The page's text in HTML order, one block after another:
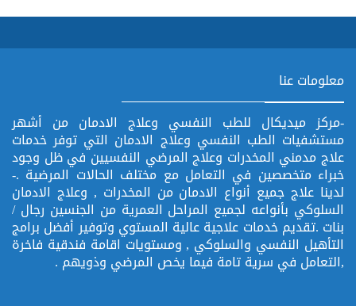
معلومات عنا
-مركز ميديكال للطب النفسي وعلاج الادمان من أشهر
مستشفيات الطب النفسي وعلاج الادمان التي توفر خدمات
علاج مدمني المخدرات وعلاج المرضي النفسيين في ظل وجود
خبراء متخصصين في التعامل مع مختلف الحالات المرضية .-
لدينا علاج جميع أنواع الادمان من المخدرات , وعلاج الادمان
السلوكي بأنواعه لجميع المراحل العمرية من الجنسين رجال /
بنات .تقديم خدمات علاجية عالية المستوي وتوفير أفضل برامج
التأهيل النفسي والسلوكي , ومستويات اقامة فندقية فاخرة
,التعامل في سرية تامة فيما يخص المرضي وذويهم .